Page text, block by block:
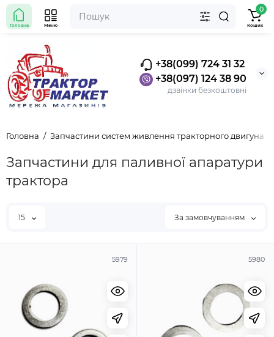
+38(099) 724 31 32
+38(097) 124 38 90
дзвінки безкоштовні
Головна Меню
0
Кошик
Головна Запчастини систем живлення тракторного двигуна
Запчастини для паливної апаратури
трактора
15 За замовчуванням
5979 5980